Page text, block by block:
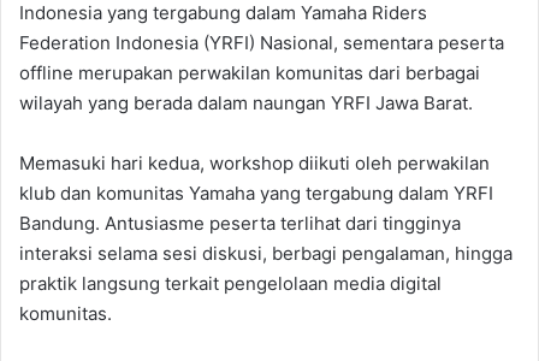
Indonesia yang tergabung dalam Yamaha Riders
Federation Indonesia (YRFI) Nasional, sementara peserta
offline merupakan perwakilan komunitas dari berbagai
wilayah yang berada dalam naungan YRFI Jawa Barat.
Memasuki hari kedua, workshop diikuti oleh perwakilan
klub dan komunitas Yamaha yang tergabung dalam YRFI
Bandung. Antusiasme peserta terlihat dari tingginya
interaksi selama sesi diskusi, berbagi pengalaman, hingga
praktik langsung terkait pengelolaan media digital
komunitas.